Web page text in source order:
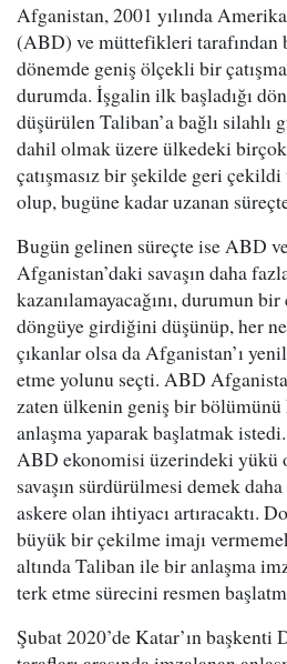
Afganistan, 2001 yılında
(ABD) ve müttefikleri tarafından
dönemde geniş ölçekli bir
durumda. İşgalin ilk başladığı
düşürülen Taliban’a bağlı silahlı
dahil olmak üzere ülkedeki
çatışmasız bir şekilde geri çekildi
olup, bugüne kadar uzanan
Bugün gelinen süreçte ise ABD
Afganistan’daki savaşın daha
kazanılamayacağını, durumun bir
döngüye girdiğini düşünüp, her
çıkanlar olsa da Afganistan’ı
etme yolunu seçti. ABD
zaten ülkenin geniş bir
anlaşma yaparak başlatmak
ABD ekonomisi üzerindeki yükü
savaşın sürdürülmesi demek
askere olan ihtiyacı artıracaktı.
büyük bir çekilme imajı
altında Taliban ile bir anlaşma
terk etme sürecini resmen
Şubat 2020’de Katar’ın